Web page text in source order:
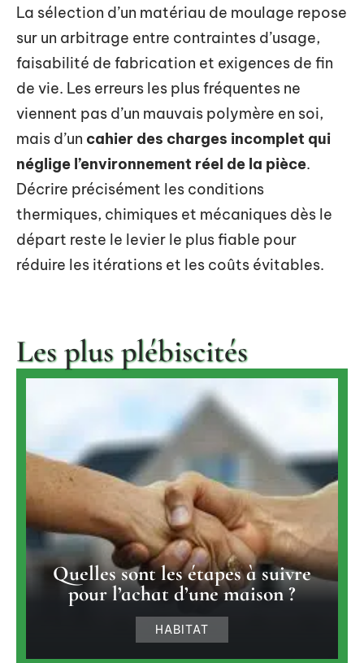
La sélection d’un matériau de moulage repose
sur un arbitrage entre contraintes d’usage,
faisabilité de fabrication et exigences de fin
de vie. Les erreurs les plus fréquentes ne
viennent pas d’un mauvais polymère en soi,
mais d’un cahier des charges incomplet qui
néglige l’environnement réel de la pièce.
Décrire précisément les conditions
thermiques, chimiques et mécaniques dès le
départ reste le levier le plus fiable pour
réduire les itérations et les coûts évitables.
Les plus plébiscités
Quelles sont les étapes à suivre
pour l’achat d’une maison ?
HABITAT